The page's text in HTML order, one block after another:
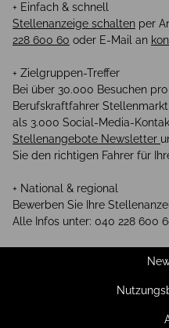
+ Einfach & schnell
Stellenanzeige schalten per
228 600 60 oder E-Mail an
+ Zielgruppen-Treffer
Bei über 30.000 Besuchen
Berufskraftfahrer
als 3.000 Social-Media-
Stellenangebote Newsletter
Sie den richtigen Fahrer für
+ National & regional
Bewerben Sie Ihre
Alle Infos unter: 040 228 600